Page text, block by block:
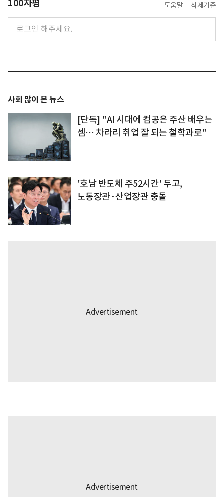
100자평 도움말 삭제기준
사회 많이 본 뉴스
[단독] "AI 시대에 컴공은 주산 배우는
셈… 차라리 취업 잘 되는 철학과로"
'호남 반도체 주52시간' 두고,
노동장관·산업장관 충돌